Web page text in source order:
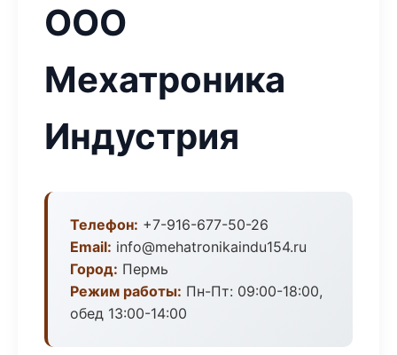
ООО
Мехатроника
Индустрия
Телефон: +7-916-677-50-26
Email: info@mehatronikaindu154.ru
Город: Пермь
Режим работы: Пн-Пт: 09:00-18:00,
обед 13:00-14:00